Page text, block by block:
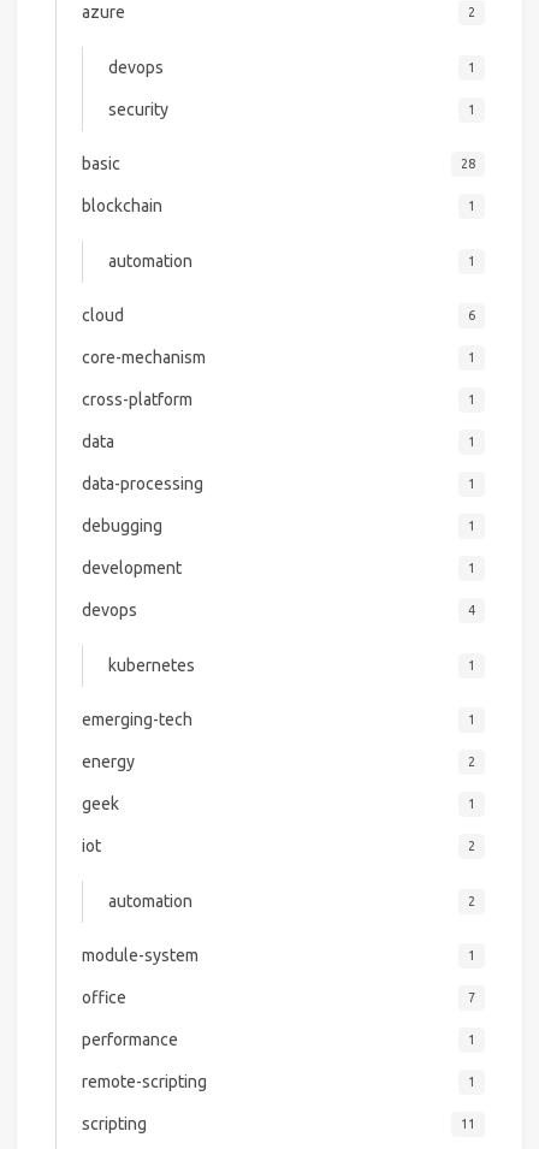
azure 2
devops 1
security 1
basic 28
blockchain 1
automation 1
cloud 6
core-mechanism 1
cross-platform 1
data 1
data-processing 1
debugging 1
development 1
devops 4
kubernetes 1
emerging-tech 1
energy 2
geek 1
iot 2
automation 2
module-system 1
office 7
performance 1
remote-scripting 1
scripting 11